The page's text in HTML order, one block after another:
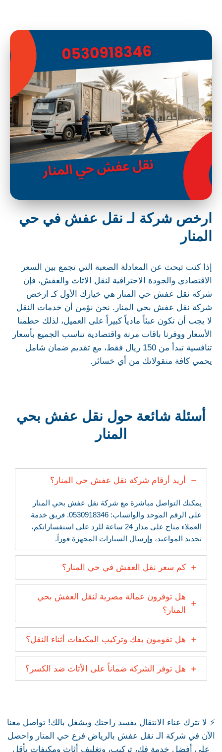
ارخص شركة لـ نقل عفش في حي
المنار
إذا كنت تبحث عن المعادلة الصعبة التي تجمع بين السعر
الاقتصادي والجودة الاحترافية لنقل الاثاث والعفش، فإن
شركة نقل عفش حي المنار هي خيارك الأول كـ ارخص
شركة نقل عفش بحي المنار. نحن نؤمن أن خدمات النقل
لا يجب أن تكون عبئاً مادياً كبيراً على العميل، لذلك حطمنا
الأسعار ووفرنا باقات مرنة واقتصادية تناسب الجميع بأسعار
تنافسية تبدأ من 150 ريال فقط، مع تقديم ضمان شامل
يحمي كافة منقولاتك من أي خسائر.
أسئلة شائعة حول نقل عفش بحي
المنار
أريد أرقام شركة نقل عفش حي المنار؟
يمكنك التواصل مباشرة مع شركة نقل عفش بحي المنار
على الرقم الموحد والواتساب: 0530918346. فريق خدمة
العملاء متاح على مدار 24 ساعة للرد على استفساراتكم،
تحديد المواعيد، وإرسال السيارات المجهزة فوراً.
كم سعر نقل العفش في حي المنار؟
هل توفرون عمالة مصرية لنقل العفش بحي
المنار؟
هل تقومون بفك وتركيب المكيفات أثناء النقل؟
هل توفر الشركة ضماناً على الأثاث ضد الكسر؟
⚡ لا تترك عناء الانتقال يفسد راحتك ويشغل بالك! تواصل معنا
الآن في شركة الـ نقل عفش بالرياض فرع حي المنار واحصل
على أفضل خدمة فك، تركيب، وتغليف أثاث ومكيفات بأقل